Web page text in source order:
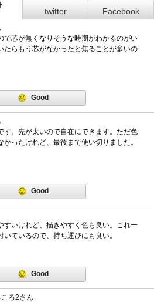
twitter Facebook
で芯が無くなりそうな時期がわかるのがい
たらもう芯がなかったと焦ることが多いの
Good
す。先が太いので自在にできます。ただ色
ったけれど、最後まで使い切りました。
Good
すいけれど、描きやすく色も良い。これ一
ているので、持ち運びにも良い。
Good
ろ2さん